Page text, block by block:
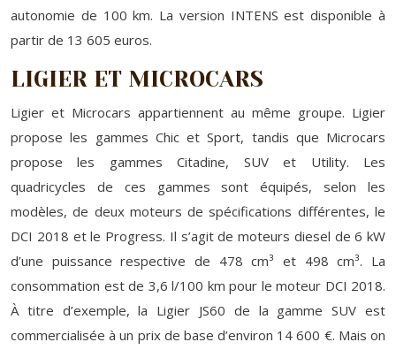
autonomie de 100 km. La version INTENS est disponible à
partir de 13 605 euros.
LIGIER ET MICROCARS
Ligier et Microcars appartiennent au même groupe. Ligier
propose les gammes Chic et Sport, tandis que Microcars
propose les gammes Citadine, SUV et Utility. Les
quadricycles de ces gammes sont équipés, selon les
modèles, de deux moteurs de spécifications différentes, le
DCI 2018 et le Progress. Il s’agit de moteurs diesel de 6 kW
d’une puissance respective de 478 cm³ et 498 cm³. La
consommation est de 3,6 l/100 km pour le moteur DCI 2018.
À titre d’exemple, la Ligier JS60 de la gamme SUV est
commercialisée à un prix de base d’environ 14 600 €. Mais on